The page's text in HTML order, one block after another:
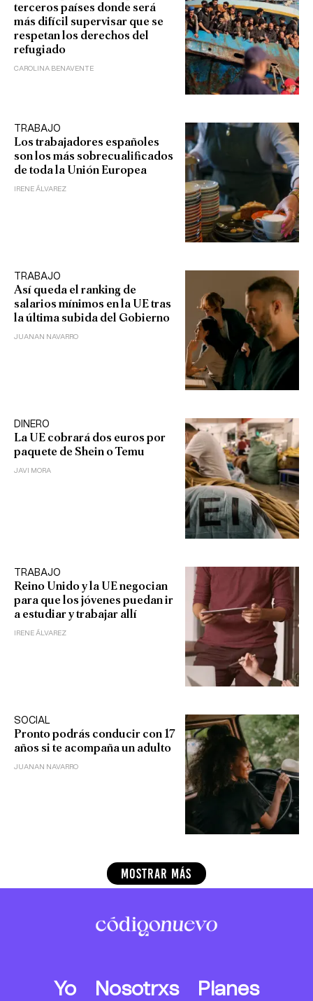
terceros países donde será
más difícil supervisar que se
respetan los derechos del
refugiado
CAROLINA BENAVENTE
TRABAJO
Los trabajadores españoles
son los más sobrecualificados
de toda la Unión Europea
IRENE ÁLVAREZ
TRABAJO
Así queda el ranking de
salarios mínimos en la UE tras
la última subida del Gobierno
JUANAN NAVARRO
DINERO
La UE cobrará dos euros por
paquete de Shein o Temu
JAVI MORA
TRABAJO
Reino Unido y la UE negocian
para que los jóvenes puedan ir
a estudiar y trabajar allí
IRENE ÁLVAREZ
SOCIAL
Pronto podrás conducir con 17
años si te acompaña un adulto
JUANAN NAVARRO
MOSTRAR MÁS
Yo Nosotrxs
Planes